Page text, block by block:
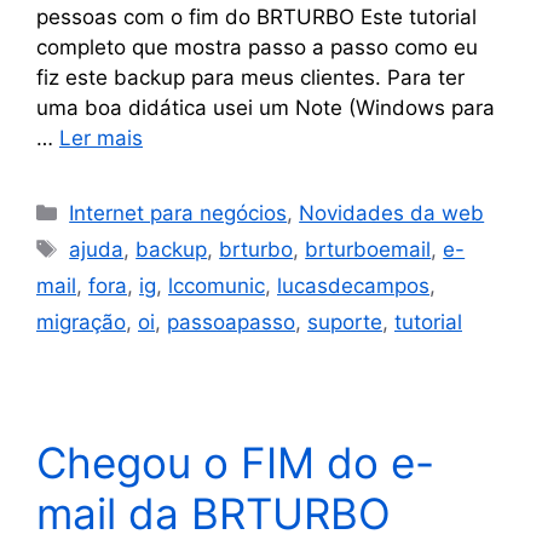
pessoas com o fim do BRTURBO Este tutorial
completo que mostra passo a passo como eu
fiz este backup para meus clientes. Para ter
uma boa didática usei um Note (Windows para
… Ler mais
Internet para negócios, Novidades da web
ajuda, backup, brturbo, brturboemail,e-
mail, fora, ig, lccomunic, lucasdecampos,
migração, oi, passoapasso, suporte, tutorial
Chegou o FIM do e-
mail da BRTURBO